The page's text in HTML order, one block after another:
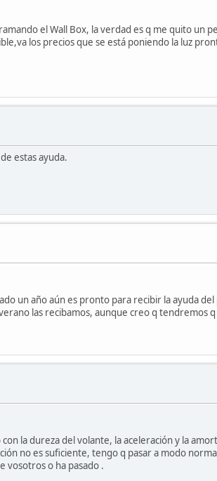
el Wall Box, la verdad es q me quito un
los precios que se está poniendo la luz
estas ayuda.
un año aún es pronto para recibir la ayuda
las recibamos, aunque creo q tendremos
la dureza del volante, la aceleración y la
no es suficiente, tengo q pasar a modo
vosotros o ha pasado .